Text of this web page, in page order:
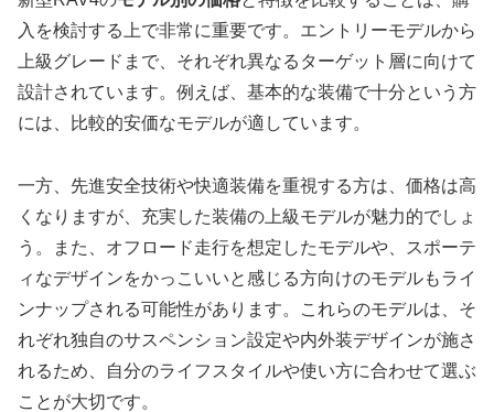
入を検討する上で非常に重要です。エントリーモデルから
上級グレードまで、それぞれ異なるターゲット層に向けて
設計されています。例えば、基本的な装備で十分という方
には、比較的安価なモデルが適しています。
一方、先進安全技術や快適装備を重視する方は、価格は高
くなりますが、充実した装備の上級モデルが魅力的でしょ
う。また、オフロード走行を想定したモデルや、スポーテ
ィなデザインをかっこいいと感じる方向けのモデルもライ
ンナップされる可能性があります。これらのモデルは、そ
れぞれ独自のサスペンション設定や内外装デザインが施さ
れるため、自分のライフスタイルや使い方に合わせて選ぶ
ことが大切です。